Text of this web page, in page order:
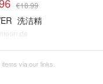
€18.99
洗洁精
via our links.